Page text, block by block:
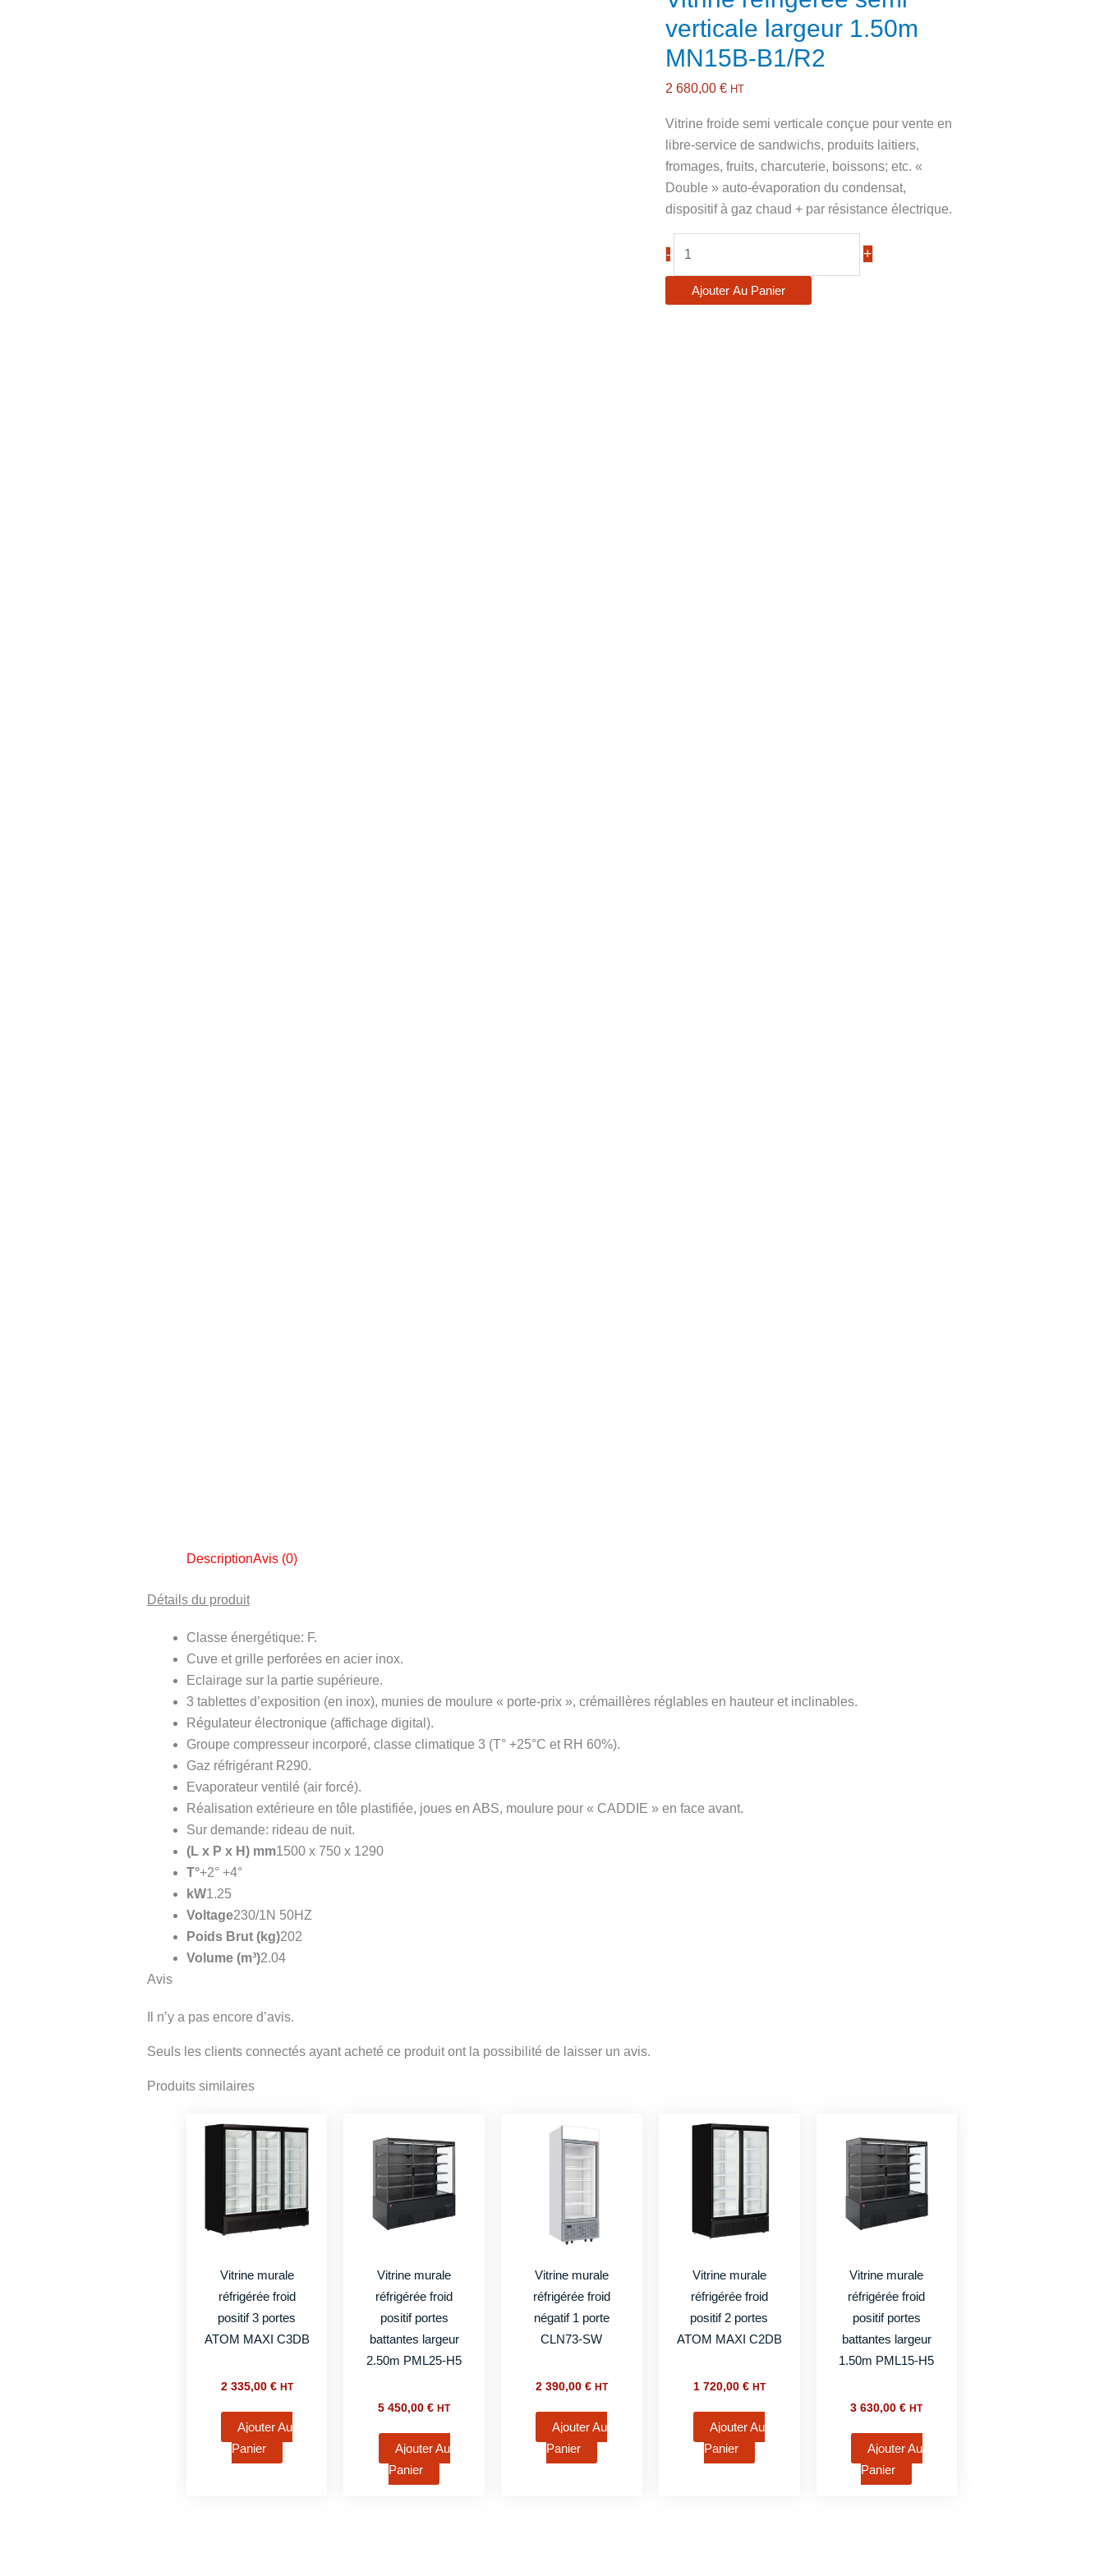
verticale largeur 1.50m
MN15B-B1/R2
2 680,00€ HT
Vitrine froide semi verticale conçue pour vente en
libre-service de sandwichs, produits laitiers,
fromages, fruits, charcuterie, boissons; etc. «
Double » auto-évaporation du condensat,
dispositif à gaz chaud + par résistance électrique.
-
Vitrine
réfrigérée
+
Ajouter Au Panier
DescriptionAvis (0)
Détails du produit
Classe énergétique: F.
Cuve et grille perforées en acier inox.
Eclairage sur la partie supérieure.
3 tablettes d’exposition (en inox), munies de moulure « porte-prix », crémaillères réglables en hauteur et inclinables.
Régulateur électronique (affichage digital).
Groupe compresseur incorporé, classe climatique 3 (T° +25°C et RH 60%).
Gaz réfrigérant R290.
Evaporateur ventilé (air forcé).
Réalisation extérieure en tôle plastifiée, joues en ABS, moulure pour « CADDIE » en face avant.
Sur demande: rideau de nuit.
(L x P x H) mm1500 x 750 x 1290
T°+2° +4°
kW1.25
Voltage230/1N 50HZ
Poids Brut (kg)202
Volume (m³)2.04
Avis
Il n’y a pas encore d’avis.
Seuls les clients connectés ayant acheté ce produit ont la possibilité de laisser un avis.
Produits similaires
Vitrine murale
réfrigérée froid
positif 3 portes
ATOM MAXI C3DB
2 335,00 € HT
Ajouter Au
Panier
Vitrine murale
réfrigérée froid
positif portes
battantes largeur
2.50m PML25-H5
5 450,00€ HT
Ajouter Au
Panier
Vitrine murale
réfrigérée froid
négatif 1 porte
CLN73-SW
2 390,00 € HT
Ajouter Au
Panier
Vitrine murale
réfrigérée froid
positif 2 portes
ATOM MAXI C2DB
1 720,00 € HT
Ajouter Au
Panier
Vitrine murale
réfrigérée froid
positif portes
battantes largeur
1.50m PML15-H5
3 630,00€ HT
Ajouter Au
Panier